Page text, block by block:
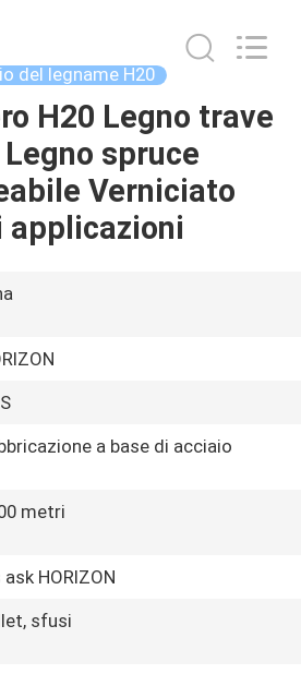
del legname H20
H20 Legno trave
spruce
Verniciato
applicazioni
a base di acciaio
metri
ask HORIZON
sfusi